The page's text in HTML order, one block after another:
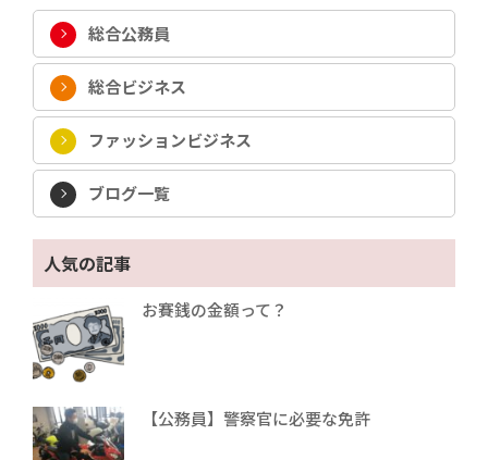
総合公務員
総合ビジネス
ファッションビジネス
ブログ一覧
人気の記事
お賽銭の金額って？
【公務員】警察官に必要な免許